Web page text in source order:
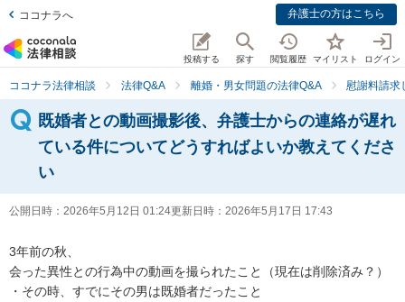
ココナラへ 弁護士の方はこちら
投稿する 探す 閲覧履歴 マイリスト ログイン
ココナラ法律相談 法律Q&A 離婚・男女問題の法律Q&A 慰謝料請求
既婚者との動画撮影後、弁護士からの連絡が遅れ
ている件についてどうすればよいか教えてくださ
い
公開日時： 2026年5月12日 01:24更新日時： 2026年5月17日 17:43
3年前の秋、
会った異性との行為中の動画を撮られたこと（現在は削除済み？）
・その時、すでにその男は既婚者だったこと